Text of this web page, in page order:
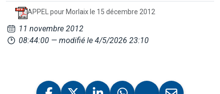
APPEL pour Morlaix le 15 décembre 2012
11 novembre 2012
08:44:00 — modifié le 4/5/2026 23:10